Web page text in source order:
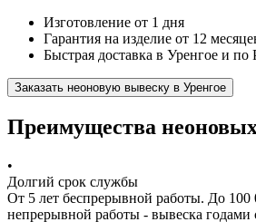
Изготовление от 1 дня
Гарантия на изделие от 12
Быстрая доставка в Уренгое и по
Заказать неоновую вывеску в Уренгое
Преимущества
•
Долгий срок службы
От 5 лет беспрерывной работы. До 100
непрерывной работы - вывеска годами